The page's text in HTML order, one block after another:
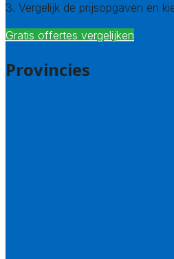
3. Vergelijk de prijsopgaven en
Gratis offertes vergelijken
Provincies